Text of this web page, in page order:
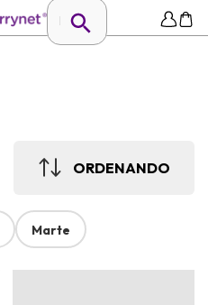
ORDENANDO
Marte